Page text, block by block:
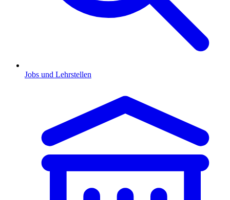
Jobs und Lehrstellen